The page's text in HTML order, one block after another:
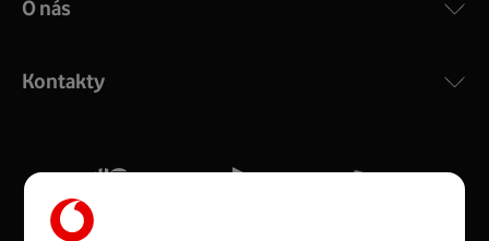
COMPAL CH7465VF
silný signál pro celou domácnost. Kompaktní rozměry 21
Více o COMPAL CH7465VF
O nás
Kontakty